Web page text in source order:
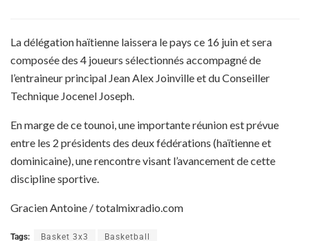
La délégation haïtienne laissera le pays ce 16 juin et sera
composée des 4 joueurs sélectionnés accompagné de
l’entraineur principal Jean Alex Joinville et du Conseiller
Technique Jocenel Joseph.
En marge de ce tounoi, une importante réunion est prévue
entre les 2 présidents des deux fédérations (haïtienne et
dominicaine), une rencontre visant l’avancement de cette
discipline sportive.
Gracien Antoine / totalmixradio.com
Tags: Basket 3x3 Basketball